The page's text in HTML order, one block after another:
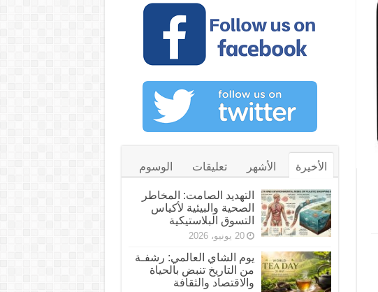
الأخيرة الأشهر تعليقات الوسوم
التهديد الصامت: المخاطر
الصحية والبيئية لأكياس
التسوق البلاستيكية
20 يونيو، 2026
يوم الشاي العالمي: رشفـة
من التاريخ تنبض بالحياة
والاقتصاد والثقافة